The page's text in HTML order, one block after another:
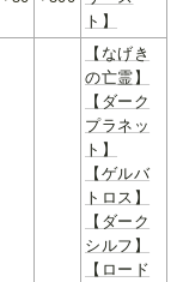
ト】
【なげき
の亡霊】
【ダーク
プラネッ
ト】
【ゲルバ
トロス】
【ダーク
シルフ】
【ロード